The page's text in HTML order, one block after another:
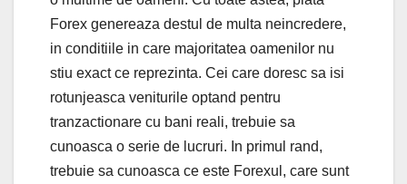
Forex genereaza destul de multa neincredere,
in conditiile in care majoritatea oamenilor nu
stiu exact ce reprezinta. Cei care doresc sa isi
rotunjeasca veniturile optand pentru
tranzactionare cu bani reali, trebuie sa
cunoasca o serie de lucruri. In primul rand,
trebuie sa cunoasca ce este Forexul, care sunt